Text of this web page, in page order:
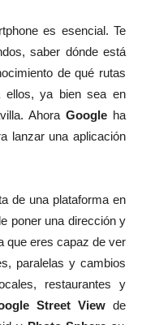
es esencial. Te
saber dónde está
de qué rutas
ellos, ya bien sea en
Ahora Google ha
lanzar una aplicación
de una plataforma en
poner una dirección y
que eres capaz de ver
paralelas y cambios
restaurantes y
Street View de